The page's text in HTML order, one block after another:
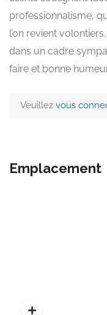
professionnalisme,
l’on revient
dans un cadre
faire et bonne
Veuillez vous
Emplacement